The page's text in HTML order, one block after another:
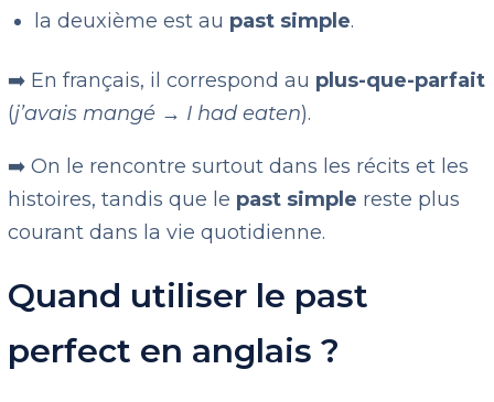
la deuxième est au past simple.
➡️ En français, il correspond au plus-que-parfait
(j’avais mangé → I had eaten).
➡️ On le rencontre surtout dans les récits et les
histoires, tandis que le past simple reste plus
courant dans la vie quotidienne.
Quand utiliser le past
perfect en anglais ?